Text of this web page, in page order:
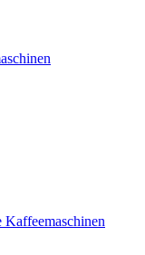
Kaffeemaschinen